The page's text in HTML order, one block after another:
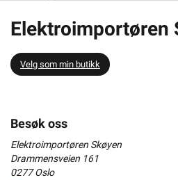
Elektroimportøren
Velg som min butikk
Besøk oss
Elektroimportøren Skøyen
Drammensveien 161
0277 Oslo